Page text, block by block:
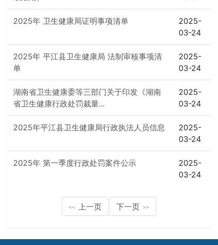
2025年 卫生健康局证明事项清单
2025-
03-24
2025年 平江县卫生健康局 法制审核事项清
单
2025-
03-24
湖南省卫生健康委等三部门关于印发《湖南
省卫生健康行政处罚裁量...
2025-
03-24
2025年平江县卫生健康局行政执法人员信息
2025-
03-24
2025年 第一季度行政处罚案件公示
2025-
03-24
<< 上一页 下一页 >>